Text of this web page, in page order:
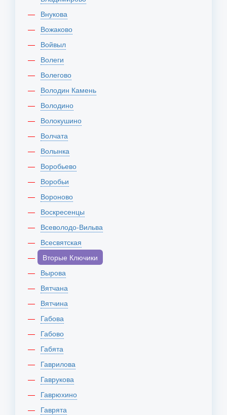
Внукова
Вожаково
Войвыл
Волеги
Волегово
Володин Камень
Володино
Волокушино
Волчата
Волынка
Воробьево
Воробьи
Вороново
Воскресенцы
Всеволодо-Вильва
Всесвятская
Вторые Ключики
Вырова
Вятчана
Вятчина
Габова
Габово
Габята
Гаврилова
Гаврукова
Гаврюхино
Гаврята